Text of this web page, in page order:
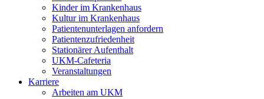
Kinder im Krankenhaus
Kultur im Krankenhaus
Patientenunterlagen anfordern
Patientenzufriedenheit
Stationärer Aufenthalt
UKM-Cafeteria
Veranstaltungen
Karriere
Arbeiten am UKM